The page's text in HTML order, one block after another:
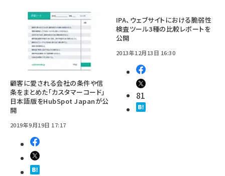
顧客に愛される会社の条件や信
条をまとめた「カスタマーコード」
日本語版をHubSpot Japanが公
開
2019年9月19日 17:17
IPA、ウェブサイトにおける脆弱性
検査ツール3種の比較レポートを
公開
2013年12月13日 16:30
81